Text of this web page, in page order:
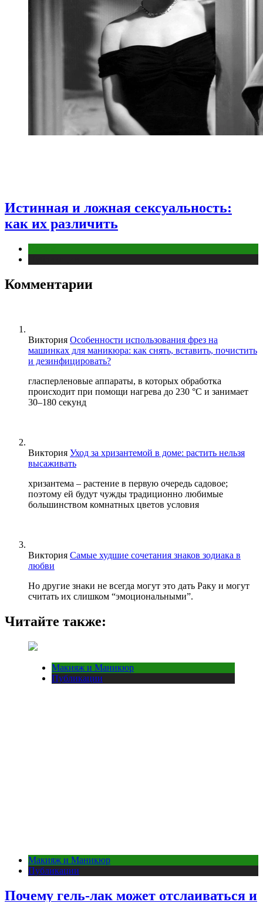
Истинная и ложная сексуальность:
как их различить
Комментарии
Виктория Особенности использования фрез на
машинках для маникюра: как снять, вставить, почистить
и дезинфицировать?
гласперленовые аппараты, в которых обработка
происходит при помощи нагрева до 230 °С и занимает
30–180 секунд
Виктория Уход за хризантемой в доме: растить нельзя
высаживать
хризантема – растение в первую очередь садовое;
поэтому ей будут чужды традиционно любимые
большинством комнатных цветов условия
Виктория Самые худшие сочетания знаков зодиака в
любви
Но другие знаки не всегда могут это дать Раку и могут
считать их слишком “эмоциональными”.
Читайте также:
Макияж и Маникюр
Публикации
Макияж и Маникюр
Публикации
Почему гель-лак может отслаиваться и